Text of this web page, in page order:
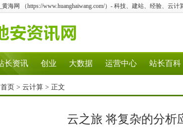
海网 （https://www.huanghaiwang.com/）- 科技、建站、经验、云
长资讯 创业 大数据 运营中心 站长百科
首页 > 云计算 > 正文
云之旅 将复杂的分析